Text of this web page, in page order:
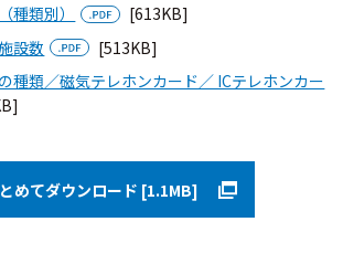
種類別）
[613KB]
設数
[513KB]
種類／磁気テレホンカード／ ICテレホンカー
めてダウンロード [1.1MB]